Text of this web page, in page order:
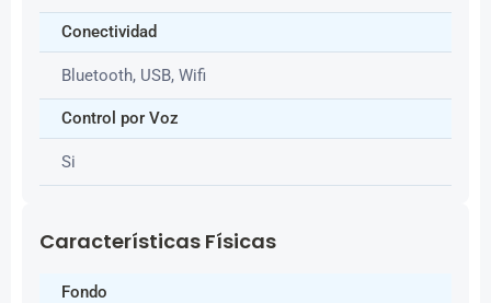
Conectividad
Bluetooth, USB, Wifi
Control por Voz
Si
Características Físicas
Fondo